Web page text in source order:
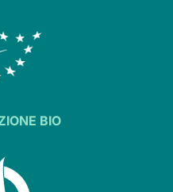
BIO